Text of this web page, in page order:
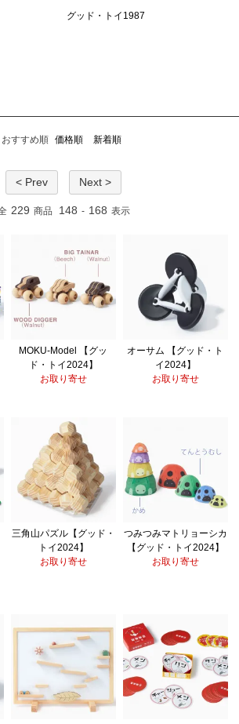
グッド・トイ1987
おすすめ順 価格順 新着順
< Prev Next >
229 商品 148 - 168 表示
MOKU-Model 【グッ
ド・トイ2024】
お取り寄せ
オーサム 【グッド・ト
イ2024】
お取り寄せ
三角山パズル【グッド・
トイ2024】
お取り寄せ
つみつみマトリョーシカ
【グッド・トイ2024】
お取り寄せ